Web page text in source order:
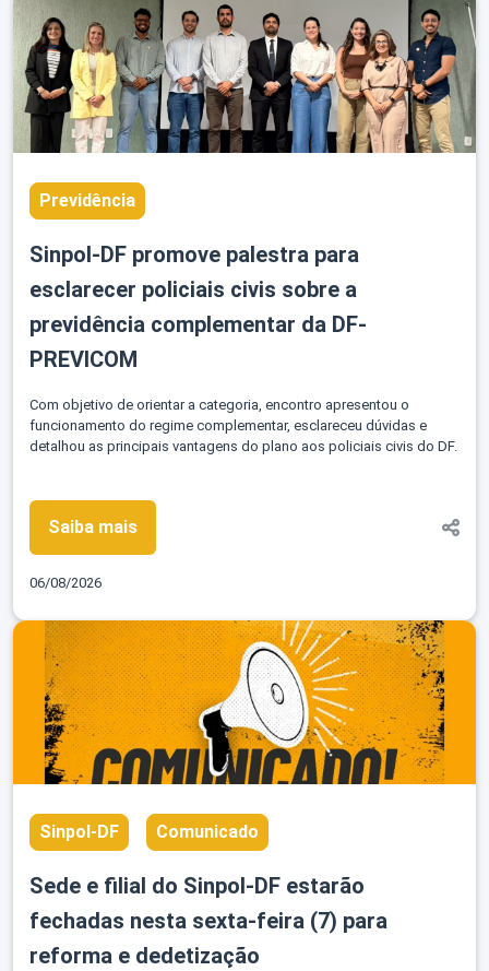
Perguntas
Frequentes
Login
Previdência
Sinpol-DF promove palestra para
esclarecer policiais civis sobre a
previdência complementar da DF-
PREVICOM
Com objetivo de orientar a categoria, encontro apresentou o
funcionamento do regime complementar, esclareceu dúvidas e
detalhou as principais vantagens do plano aos policiais civis do DF.
Saiba mais
06/08/2026
Sinpol-DF Comunicado
Sede e filial do Sinpol-DF estarão
fechadas nesta sexta-feira (7) para
reforma e dedetização